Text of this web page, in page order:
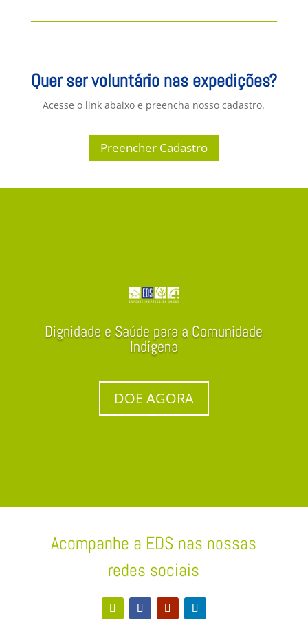
Quer ser voluntário nas expedições?
Acesse o link abaixo e preencha nosso cadastro.
Preencher Cadastro
Dignidade e Saúde para a Comunidade
Indígena
DOE AGORA
Acompanhe a EDS nas nossas
redes sociais